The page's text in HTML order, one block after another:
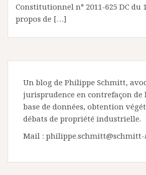
Constitutionnel n° 2011-625 DC du
propos de […]
Un blog de Philippe Schmitt,
jurisprudence en contrefaçon de
base de données, obtention
débats de propriété industrielle.
Mail : philippe.schmitt@schmitt-